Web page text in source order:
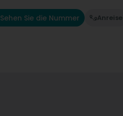
Sehen Sie die Nummer Anreise